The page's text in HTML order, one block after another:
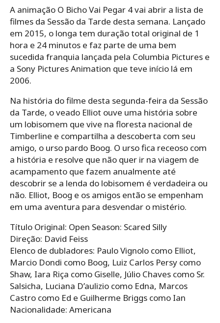
A animação O Bicho Vai Pegar 4 vai abrir a lista de
filmes da Sessão da Tarde desta semana. Lançado
em 2015, o longa tem duração total original de 1
hora e 24 minutos e faz parte de uma bem
sucedida franquia lançada pela Columbia Pictures e
a Sony Pictures Animation que teve início lá em
2006.
Na história do filme desta segunda-feira da Sessão
da Tarde, o veado Elliot ouve uma história sobre
um lobisomem que vive na floresta nacional de
Timberline e compartilha a descoberta com seu
amigo, o urso pardo Boog. O urso fica receoso com
a história e resolve que não quer ir na viagem de
acampamento que fazem anualmente até
descobrir se a lenda do lobisomem é verdadeira ou
não. Elliot, Boog e os amigos então se empenham
em uma aventura para desvendar o mistério.
Título Original: Open Season: Scared Silly
Direção: David Feiss
Elenco de dubladores: Paulo Vignolo como Elliot,
Marcio Dondi como Boog, Luiz Carlos Persy como
Shaw, Iara Riça como Giselle, Júlio Chaves como Sr.
Salsicha, Luciana D’aulizio como Edna, Marcos
Castro como Ed e Guilherme Briggs como Ian
Nacionalidade: Americana